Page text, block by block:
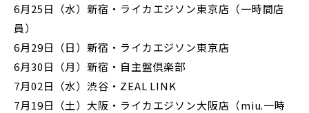
6月25日（水）新宿・ライカエジソン東京店（一時間店
員）
6月29日（日）新宿・ライカエジソン東京店
6月30日（月）新宿・自主盤倶楽部
7月02日（水）渋谷・ZEAL LINK
7月19日（土）大阪・ライカエジソン大阪店（miu.一時